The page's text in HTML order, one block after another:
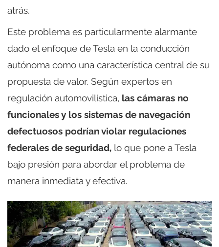
atrás.
Este problema es particularmente alarmante
dado el enfoque de Tesla en la conducción
autónoma como una característica central de su
propuesta de valor. Según expertos en
regulación automovilística, las cámaras no
funcionales y los sistemas de navegación
defectuosos podrían violar regulaciones
federales de seguridad, lo que pone a Tesla
bajo presión para abordar el problema de
manera inmediata y efectiva.